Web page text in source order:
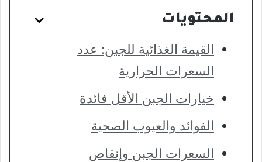
المحتويات
القيمة الغذائية للجبن: عدد
السعرات الحرارية
خيارات الجبن الأقل فائدة
الفوائد والعيوب الصحية
السعرات الجبن وإنقاص